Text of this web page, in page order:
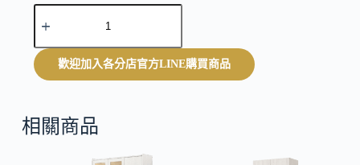
e
r
n
e
歡迎加入各分店官方LINE購買商品
相關商品